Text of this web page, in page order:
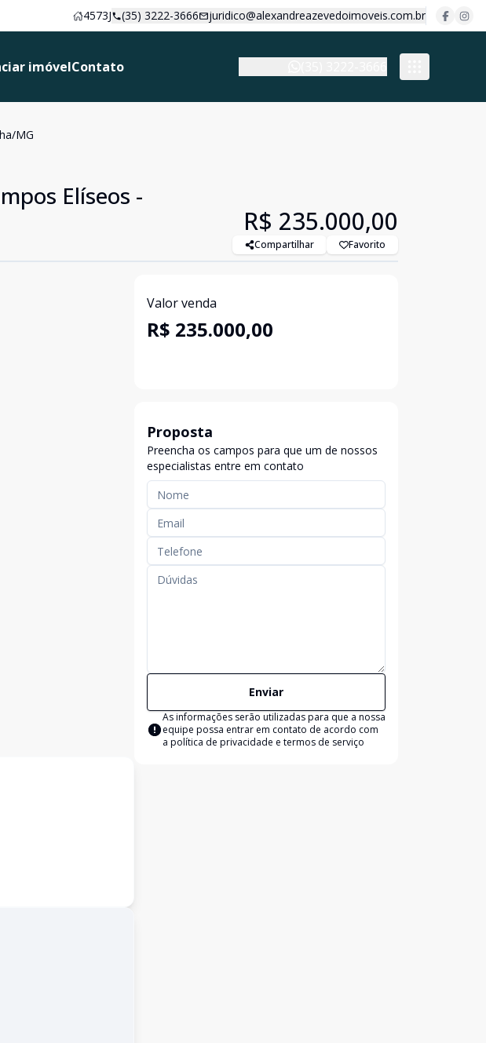
4573J (35) 3222-3666 juridico@alexandreazevedoimoveis.com.br
imóvelContato
MG
Elíseos -
R$ 235.000,00
Compartilhar Favorito
Valor venda
R$ 235.000,00
Proposta
Preencha os campos para que um de nossos
especialistas entre em contato
Enviar
As informações serão utilizadas para que a nossa
equipe possa entrar em contato de acordo com
a política de privacidade e termos de serviço